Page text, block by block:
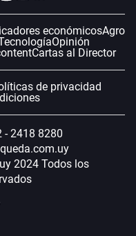
económicosAgro
Opinión
Cartas al Director
de privacidad
- 2418 8280
2024 Todos los